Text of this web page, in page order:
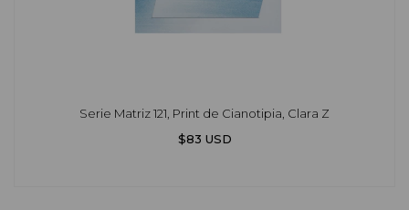
Serie Matriz 121, Print de Cianotipia, Clara Z
$83 USD